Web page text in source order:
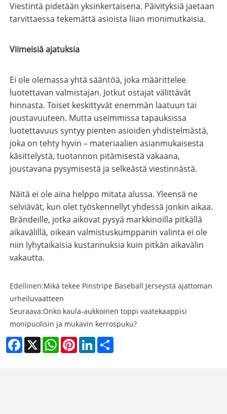
Viestintä pidetään yksinkertaisena. Päivityksiä jaetaan
tarvittaessa tekemättä asioista liian monimutkaisia.
Viimeisiä ajatuksia
Ei ole olemassa yhtä sääntöä, joka määrittelee
luotettavan valmistajan. Jotkut ostajat välittävät
hinnasta. Toiset keskittyvät enemmän laatuun tai
joustavuuteen. Mutta useimmissa tapauksissa
luotettavuus syntyy pienten asioiden yhdistelmästä,
joka on tehty hyvin – materiaalien asianmukaisesta
käsittelystä, tuotannon pitämisestä vakaana,
joustavana pysymisestä ja selkeästä viestinnästä.
Näitä ei ole aina helppo mitata alussa. Yleensä ne
selviävät, kun olet työskennellyt yhdessä jonkin aikaa.
Brändeille, jotka aikovat pysyä markkinoilla pitkällä
aikavälillä, oikean valmistuskumppanin valinta ei ole
niin lyhytaikaisia ​​kustannuksia kuin pitkän aikavälin
vakautta.
Edellinen:Mikä tekee Pinstripe Baseball Jerseystä ajattoman
urheiluvaatteen
Seuraava:Onko kaula-aukkoinen toppi vaatekaappisi
monipuolisin ja mukavin kerrospuku?
Facebook
X WhatsAppPinterestLinkedIn